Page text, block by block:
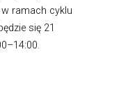
ramach cyklu
się 21